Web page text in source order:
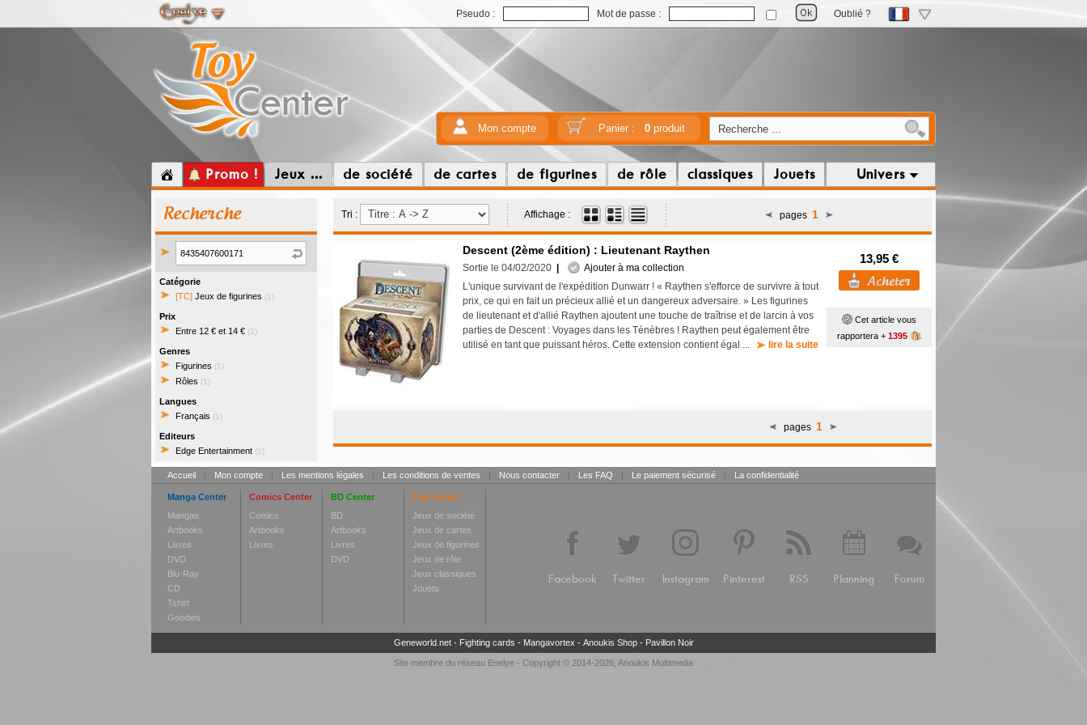
Pseudo : Mot de passe : Oublié ?
Mon compte Panier : 0produit
Promo ! Jeux ... de société de cartes de figurines de rôle classiques Jouets Univers
Recherche
Catégorie
[TC] Jeux de figurines (1)
Prix
Entre 12 € et 14 € (1)
Genres
Figurines (1)
Rôles (1)
Langues
Français (1)
Editeurs
Edge Entertainment (1)
Tri : Affichage : pages 1
Descent (2ème édition) : Lieutenant Raythen
Sortie le 04/02/2020
Ajouter à ma collection
L'unique survivant de l'expédition Dunwarr ! « Raythen s'efforce de survivre à tout
prix, ce qui en fait un précieux allié et un dangereux adversaire. » Les figurines
de lieutenant et d'allié Raythen ajoutent une touche de traîtrise et de larcin à vos
parties de Descent : Voyages dans les Ténèbres ! Raythen peut également être
utilisé en tant que puissant héros. Cette extension contient égal ...
lire la suite
13,95 €
Cet article vous
rapportera + 1395
pages 1
Accueil | Mon compte | Les mentions légales | Les conditions de ventes | Nous contacter | Les FAQ | Le paiement sécurisé | La confidentialité
Manga Center
Mangas
Artbooks
Livres
DVD
Blu-Ray
CD
Tshirt
Goodies
Comics Center
Comics
Artbooks
Livres
BD Center
BD
Artbooks
Livres
DVD
Toy Center
Jeux de société
Jeux de cartes
Jeux de figurines
Jeux de rôle
Jeux classiques
Jouets
Facebook Twitter Instagram Pinterest RSS Planning Forum
Geneworld.net- Fighting cards - Mangavortex - Anoukis Shop- Pavillon Noir
Site membre du réseau Enelye - Copyright © 2014-2026, Anoukis Multimedia